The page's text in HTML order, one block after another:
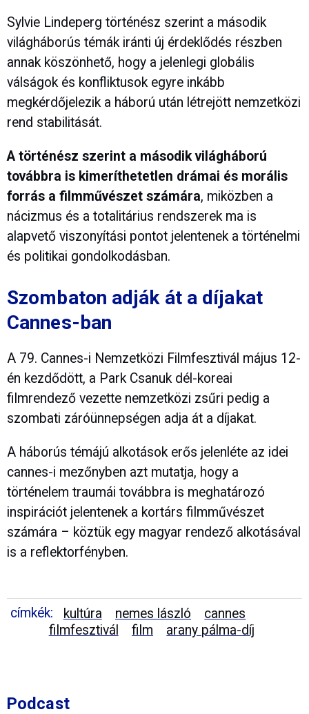
Sylvie Lindeperg történész szerint a második
világháborús témák iránti új érdeklődés részben
annak köszönhető, hogy a jelenlegi globális
válságok és konfliktusok egyre inkább
megkérdőjelezik a háború után létrejött nemzetközi
rend stabilitását.
A történész szerint a második világháború
továbbra is kimeríthetetlen drámai és morális
forrás a filmművészet számára, miközben a
nácizmus és a totalitárius rendszerek ma is
alapvető viszonyítási pontot jelentenek a történelmi
és politikai gondolkodásban.
Szombaton adják át a díjakat
Cannes-ban
A 79. Cannes-i Nemzetközi Filmfesztivál május 12-
én kezdődött, a Park Csanuk dél-koreai
filmrendező vezette nemzetközi zsűri pedig a
szombati záróünnepségen adja át a díjakat.
A háborús témájú alkotások erős jelenléte az idei
cannes-i mezőnyben azt mutatja, hogy a
történelem traumái továbbra is meghatározó
inspirációt jelentenek a kortárs filmművészet
számára – köztük egy magyar rendező alkotásával
is a reflektorfényben.
címkék: kultúra nemes lászló
cannes
filmfesztivál
film arany pálma-díj
Podcast